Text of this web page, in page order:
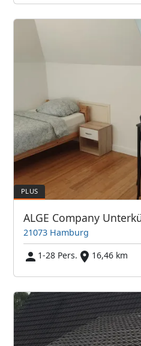
21073 Hamburg
1-28 Pers.
16,46 km